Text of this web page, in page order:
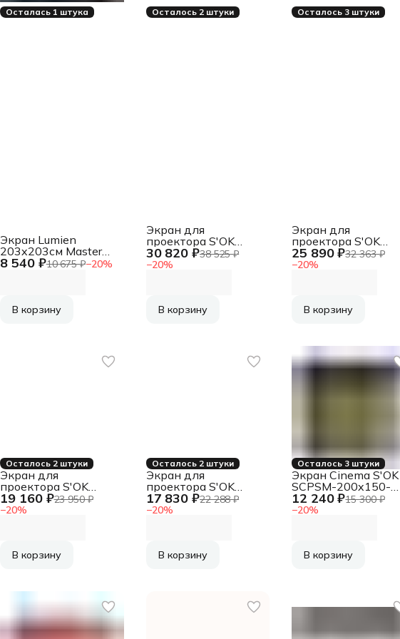
Осталась 1 штука
8 540 ₽10 675 ₽−20%
Экран Lumien
203x203см Master
Picture LMP-100104
В корзину
Осталось 2 штуки
30 820 ₽38 525 ₽
−20%
Экран для
проектора S'OK
SCPSMT-
266x150FG-ED60
боковым
В корзину
Осталось 3 штуки
25 890 ₽32 363 ₽
−20%
Экран для
проектора S'OK
SCFRV-332x186
150" 16:9 на
В корзину
Осталось 2 штуки
19 160 ₽23 950 ₽
−20%
Экран для
проектора S'OK
SCFRV-221x125G
100" 16:9 на
В корзину
Осталось 2 штуки
17 830 ₽22 288 ₽
−20%
Экран для
проектора S'OK
SCFRV-266x150
120" 16:9 на
В корзину
Осталось 3 штуки
12 240 ₽15 300 ₽
−20%
Экран Cinema S'OK
SCPSM-200x150-
ED60 4:3 настенно-
потолочный,
60см
В корзину